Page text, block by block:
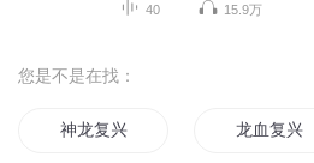
40 15.9万
您是不是在找：
神龙复兴 龙血复兴